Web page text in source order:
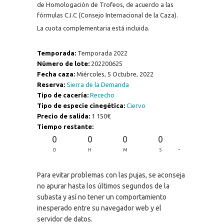
de Homologación de Trofeos, de acuerdo a las
fórmulas C.I.C (Consejo Internacional de la Caza).
La cuota complementaria está incluida.
Temporada: Temporada 2022
Número de lote: 202200625
Fecha caza: Miércoles, 5 Octubre, 2022
Reserva: Sierra de la Demanda
Tipo de cacería: Rececho
Tipo de especie cinegética: Ciervo
Precio de salida: 1 150€
Tiempo restante:
0
D
0
H
0
M
0
S -
Para evitar problemas con las pujas, se aconseja
no apurar hasta los últimos segundos de la
subasta y así no tener un comportamiento
inesperado entre su navegador web y el
servidor de datos.